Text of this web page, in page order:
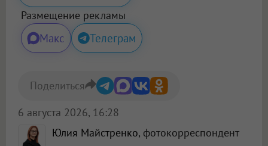
Размещение рекламы
Макс Телеграм
Юлия Майстренко, фотокорреспондент
6 августа 2026, 16:28
Поделиться